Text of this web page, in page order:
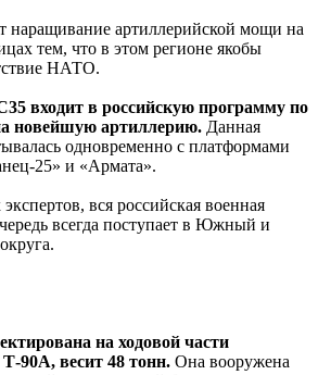
наращивание артиллерийской мощи на
тем, что в этом регионе якобы
НАТО.
входит в российскую программу по
новейшую артиллерию. Данная
одновременно с платформами
25» и «Армата».
вся российская военная
всегда поступает в Южный и
на ходовой части
Т-90А, весит 48 тонн. Она вооружена